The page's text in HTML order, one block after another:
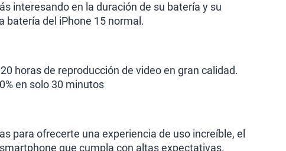
interesando en la duración de su batería y su
batería del iPhone 15 normal.
horas de reproducción de video en gran calidad.
en solo 30 minutos
para ofrecerte una experiencia de uso increíble, el
que cumpla con altas expectativas.